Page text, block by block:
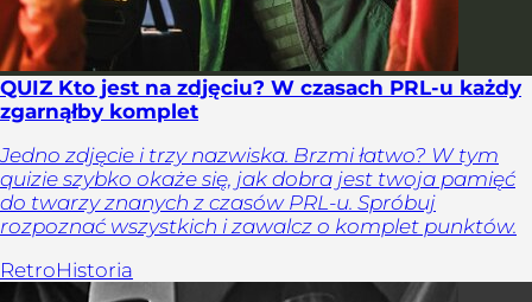
QUIZ Kto jest na zdjęciu? W czasach PRL-u każdy
zgarnąłby komplet
Jedno zdjęcie i trzy nazwiska. Brzmi łatwo? W tym
quizie szybko okaże się, jak dobra jest twoja pamięć
do twarzy znanych z czasów PRL-u. Spróbuj
rozpoznać wszystkich i zawalcz o komplet punktów.
RetroHistoria